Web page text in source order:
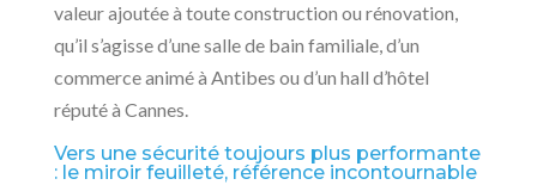
valeur ajoutée à toute construction ou rénovation,
qu’il s’agisse d’une salle de bain familiale, d’un
commerce animé à Antibes ou d’un hall d’hôtel
réputé à Cannes.
Vers une sécurité toujours plus performante
: le miroir feuilleté, référence incontournable